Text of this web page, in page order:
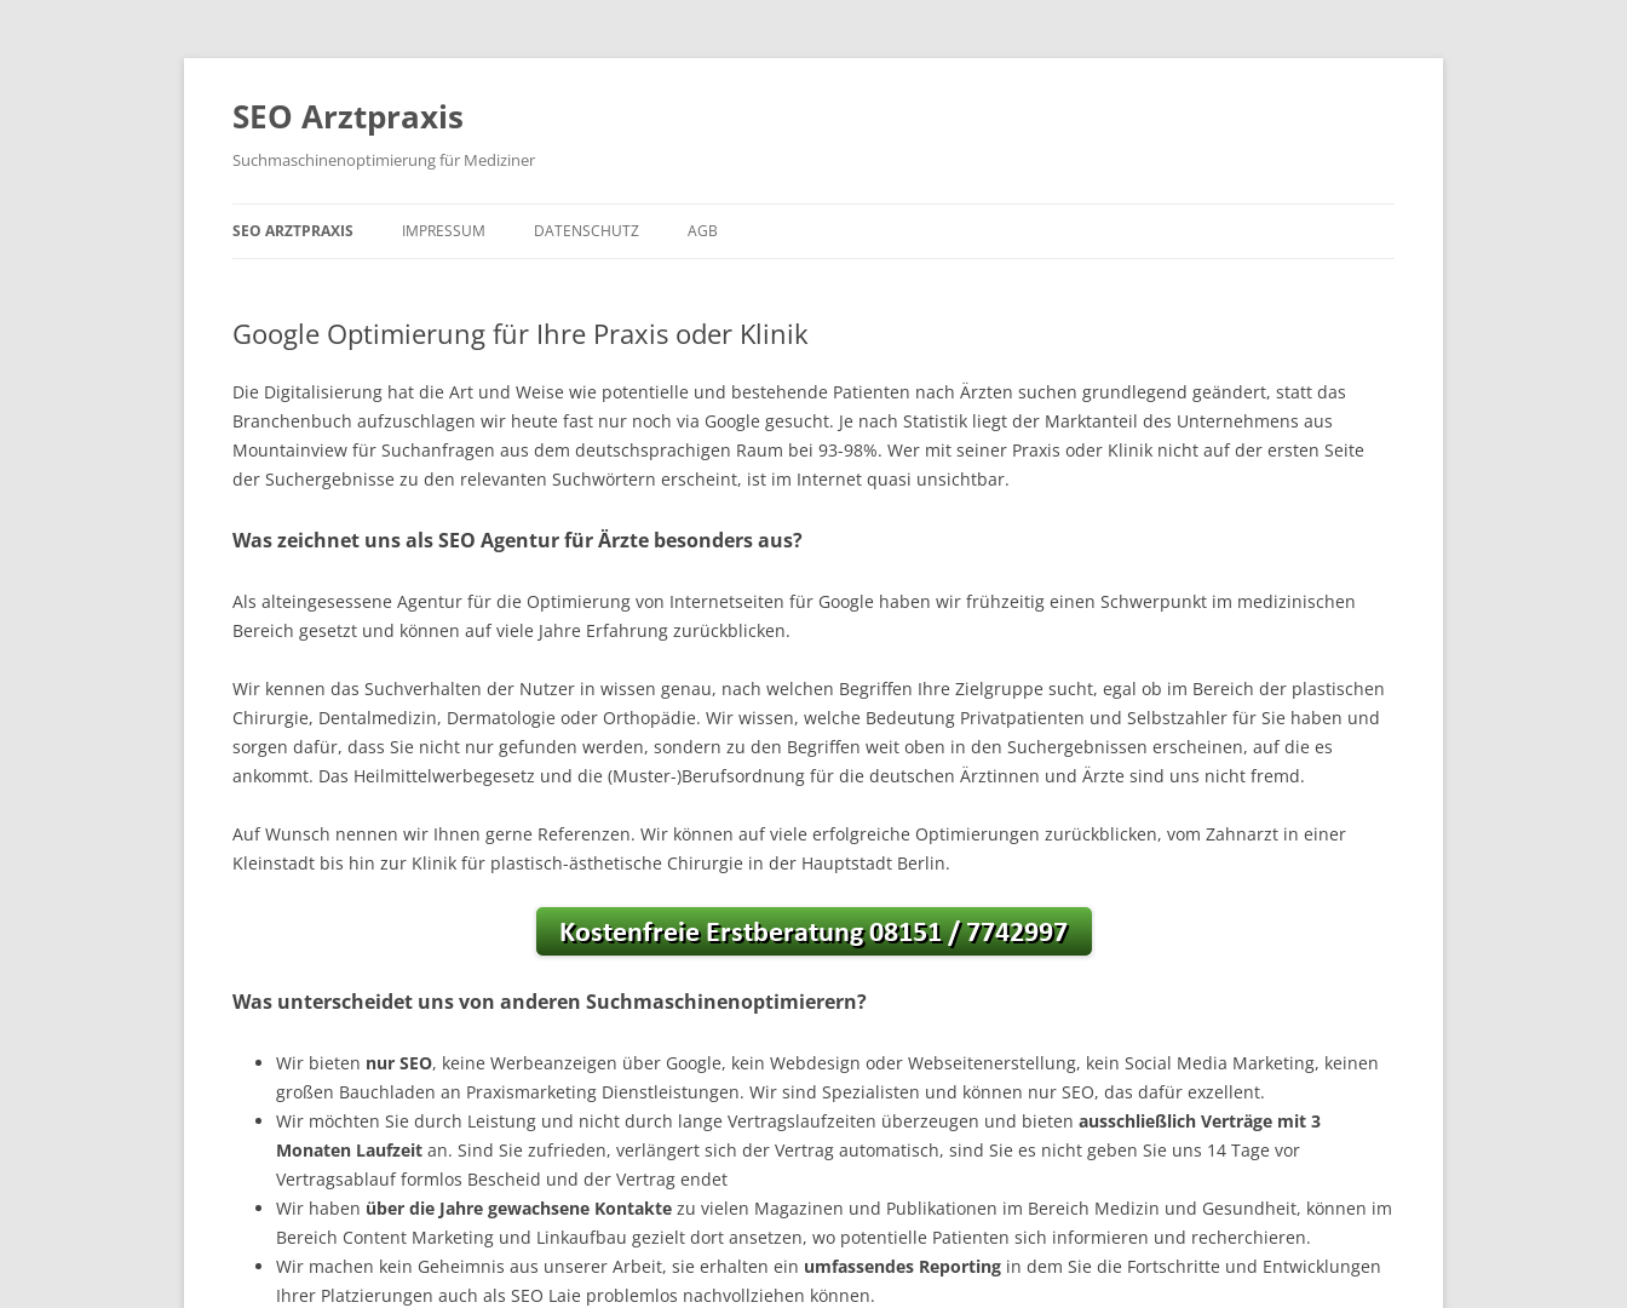
SEO Arztpraxis
Suchmaschinenoptimierung für Mediziner
SEO ARZTPRAXIS
KIEFERORTHOPÄDEN
IMPRESSUM DATENSCHUTZ AGB
Google Optimierung für Ihre Praxis oder Klinik
Die Digitalisierung hat die Art und Weise wie potentielle und bestehende Patienten nach Ärzten suchen grundlegend geändert, statt das
Branchenbuch aufzuschlagen wir heute fast nur noch via Google gesucht. Je nach Statistik liegt der Marktanteil des Unternehmens aus
Mountainview für Suchanfragen aus dem deutschsprachigen Raum bei 93-98%. Wer mit seiner Praxis oder Klinik nicht auf der ersten Seite
der Suchergebnisse zu den relevanten Suchwörtern erscheint, ist im Internet quasi unsichtbar.
Was zeichnet uns als SEO Agentur für Ärzte besonders aus?
Als alteingesessene Agentur für die Optimierung von Internetseiten für Google haben wir frühzeitig einen Schwerpunkt im medizinischen
Bereich gesetzt und können auf viele Jahre Erfahrung zurückblicken.
Wir kennen das Suchverhalten der Nutzer in wissen genau, nach welchen Begriffen Ihre Zielgruppe sucht, egal ob im Bereich der plastischen
Chirurgie, Dentalmedizin, Dermatologie oder Orthopädie. Wir wissen, welche Bedeutung Privatpatienten und Selbstzahler für Sie haben und
sorgen dafür, dass Sie nicht nur gefunden werden, sondern zu den Begriffen weit oben in den Suchergebnissen erscheinen, auf die es
ankommt. Das Heilmittelwerbegesetz und die (Muster-)Berufsordnung für die deutschen Ärztinnen und Ärzte sind uns nicht fremd.
Auf Wunsch nennen wir Ihnen gerne Referenzen. Wir können auf viele erfolgreiche Optimierungen zurückblicken, vom Zahnarzt in einer
Kleinstadt bis hin zur Klinik für plastisch-ästhetische Chirurgie in der Hauptstadt Berlin.
Was unterscheidet uns von anderen Suchmaschinenoptimierern?
Wir bieten nur SEO, keine Werbeanzeigen über Google, kein Webdesign oder Webseitenerstellung, kein Social Media Marketing, keinen
großen Bauchladen an Praxismarketing Dienstleistungen. Wir sind Spezialisten und können nur SEO, das dafür exzellent.
Wir möchten Sie durch Leistung und nicht durch lange Vertragslaufzeiten überzeugen und bieten ausschließlich Verträge mit 3
Monaten Laufzeit an. Sind Sie zufrieden, verlängert sich der Vertrag automatisch, sind Sie es nicht geben Sie uns 14 Tage vor
Vertragsablauf formlos Bescheid und der Vertrag endet
Wir haben über die Jahre gewachsene Kontakte zu vielen Magazinen und Publikationen im Bereich Medizin und Gesundheit, können im
Bereich Content Marketing und Linkaufbau gezielt dort ansetzen, wo potentielle Patienten sich informieren und recherchieren.
Wir machen kein Geheimnis aus unserer Arbeit, sie erhalten ein umfassendes Reporting in dem Sie die Fortschritte und Entwicklungen
Ihrer Platzierungen auch als SEO Laie problemlos nachvollziehen können.